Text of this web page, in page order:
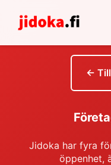
←
Jidoka har fyra
öppenhet,